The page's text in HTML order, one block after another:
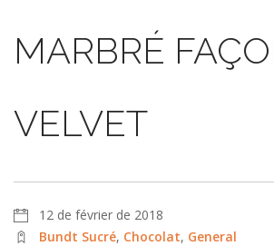
MARBRÉ
VELVET
12 de février de 2018
Bundt Sucré, Chocolat, General